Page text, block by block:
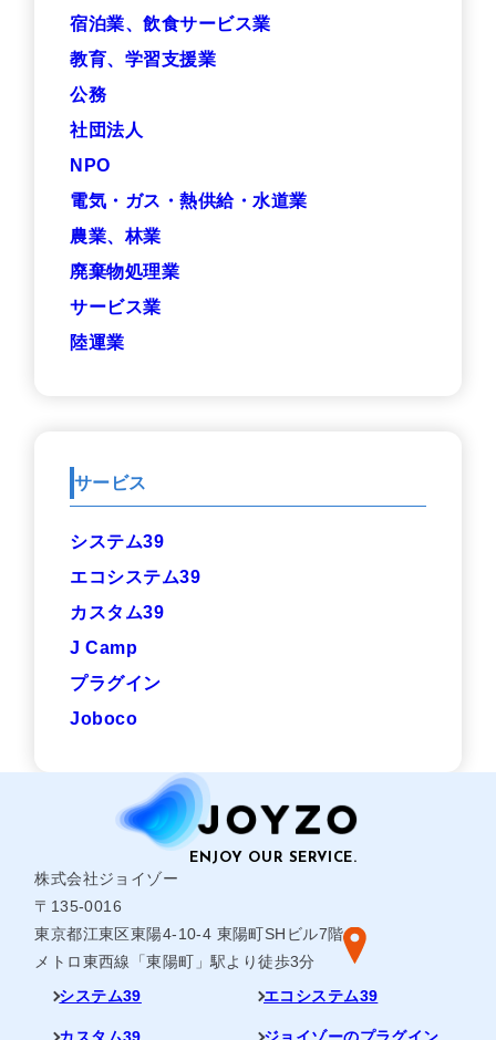
宿泊業、飲食サービス業
教育、学習支援業
公務
社団法人
NPO
電気・ガス・熱供給・水道業
農業、林業
廃棄物処理業
サービス業
陸運業
サービス
システム39
エコシステム39
カスタム39
J Camp
プラグイン
Joboco
株式会社ジョイゾー
〒135-0016
東京都江東区東陽4-10-4 東陽町SHビル7階
メトロ東西線「東陽町」駅より徒歩3分
システム39
エコシステム39